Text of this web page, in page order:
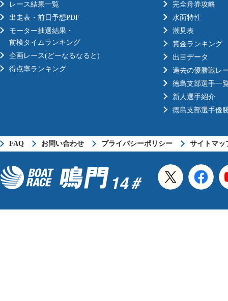
レース結果一覧
出走表・前日予想PDF
モーター抽選結果・
前検タイムランキング
企画レース(どーなるなると)
得点率ランキング
完全舟券攻略
水面特性
潮見表
賞金ランキング
出目データ
過去の優勝戦レ
徳島支部選手一
新人選手紹介
徳島支部選手優
FAQ お問い合わせ プライバシーポリシー サイトマッ